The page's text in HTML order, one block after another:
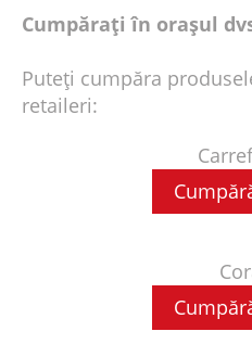
Cumpăraţi în oraşul
Puteţi cumpăra
retaileri: